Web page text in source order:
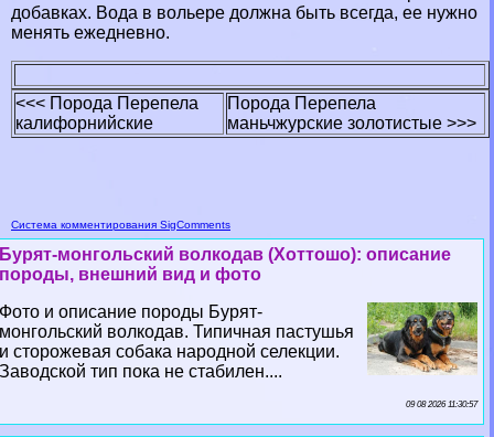
добавках. Вода в вольере должна быть всегда, ее нужно
менять ежедневно.
<<< Порода Перепела
калифорнийские
Порода Перепела
маньчжурские золотистые >>>
Система комментирования SigComments
Бурят-монгольский волкодав (Хоттошо): описание
породы, внешний вид и фото
Фото и описание породы Бурят-
монгольский волкодав. Типичная пастушья
и сторожевая собака народной селекции.
Заводской тип пока не стабилен....
09 08 2026 11:30:57